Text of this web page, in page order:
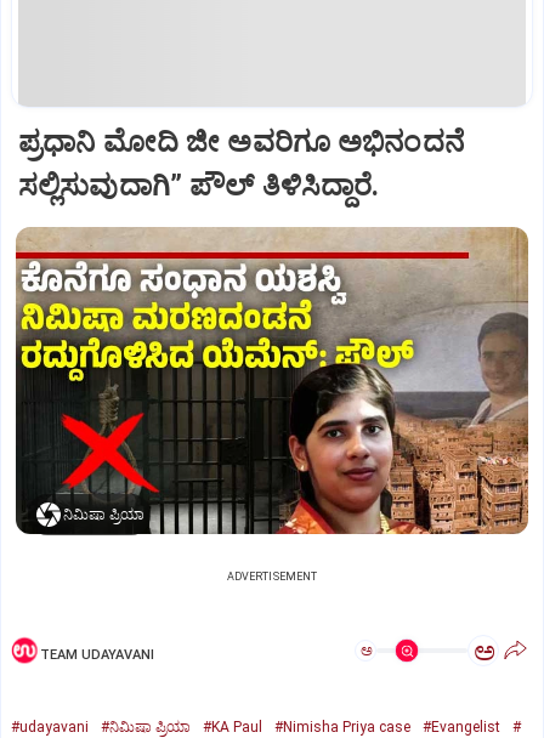
ಪ್ರಧಾನಿ ಮೋದಿ ಜೀ ಅವರಿಗೂ ಅಭಿನಂದನೆ
ಸಲ್ಲಿಸುವುದಾಗಿ” ಪೌಲ್‌ ತಿಳಿಸಿದ್ದಾರೆ.
ನಿಮಿಷಾ ಪ್ರಿಯಾ
ADVERTISEMENT
TEAM UDAYAVANI ಅ ಅ
#udayavani #ನಿಮಿಷಾ ಪ್ರಿಯಾ #KA Paul #Nimisha Priya case #Evangelist
#